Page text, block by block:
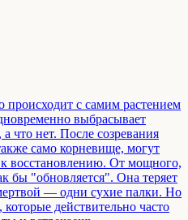
происходит с самим растением
выбрасывает
что нет. После созревания
само корневище, могут
к восстановлению. От мощного,
бы "обновляется". Она теряет
мертвой — одни сухие палки. Но
действительно часто